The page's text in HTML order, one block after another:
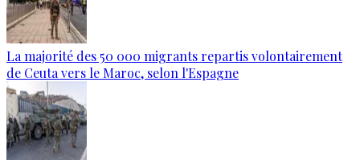
La majorité des 50 000 migrants repartis volontairement
de Ceuta vers le Maroc, selon l'Espagne